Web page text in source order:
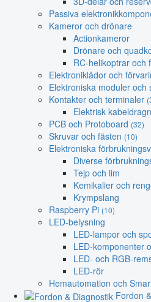
Passiva
Kameror och drönare
Actionkameror
Drönare och
RC-helikoptrar och
Elektroniklådor och
Elektroniska moduler och
Kontakter och terminaler
Elektrisk
PCB och Protoboard (32)
Skruvar och fästen (10)
Elektroniska
Diverse
Tejp och lim
Kemikalier och
Krympslang
Raspberry Pi (10)
LED-belysning
LED-lampor och
LED-komponenter
LED- och RGB-
LED-rör
Hemautomation och
Fordon